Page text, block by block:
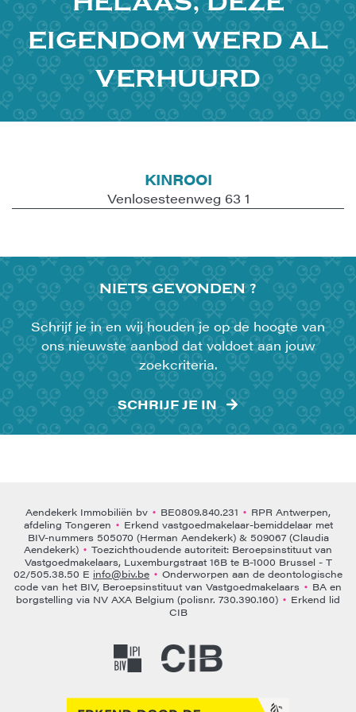
EIGENDOM WERD AL
VERHUURD
KINROOI
Venlosesteenweg 63 1
NIETSGEVONDEN ?
Schrijf je in en wij houden je op de hoogte van
ons nieuwste aanbod dat voldoet aan jouw
zoekcriteria.
SCHRIJF JE IN
Aendekerk Immobiliën bv • BE0809.840.231 • RPR Antwerpen,
afdeling Tongeren • Erkend vastgoedmakelaar-bemiddelaar met
BIV-nummers 505070 (Herman Aendekerk) & 509067 (Claudia
Aendekerk) • Toezichthoudende autoriteit: Beroepsinstituut van
Vastgoedmakelaars, Luxemburgstraat 16B te B-1000 Brussel - T
02/505.38.50 E info@biv.be • Onderworpen aan de deontologische
code van het BIV, Beroepsinstituut van Vastgoedmakelaars • BA en
borgstelling via NV AXA Belgium (polisnr. 730.390.160) • Erkend lid
CIB